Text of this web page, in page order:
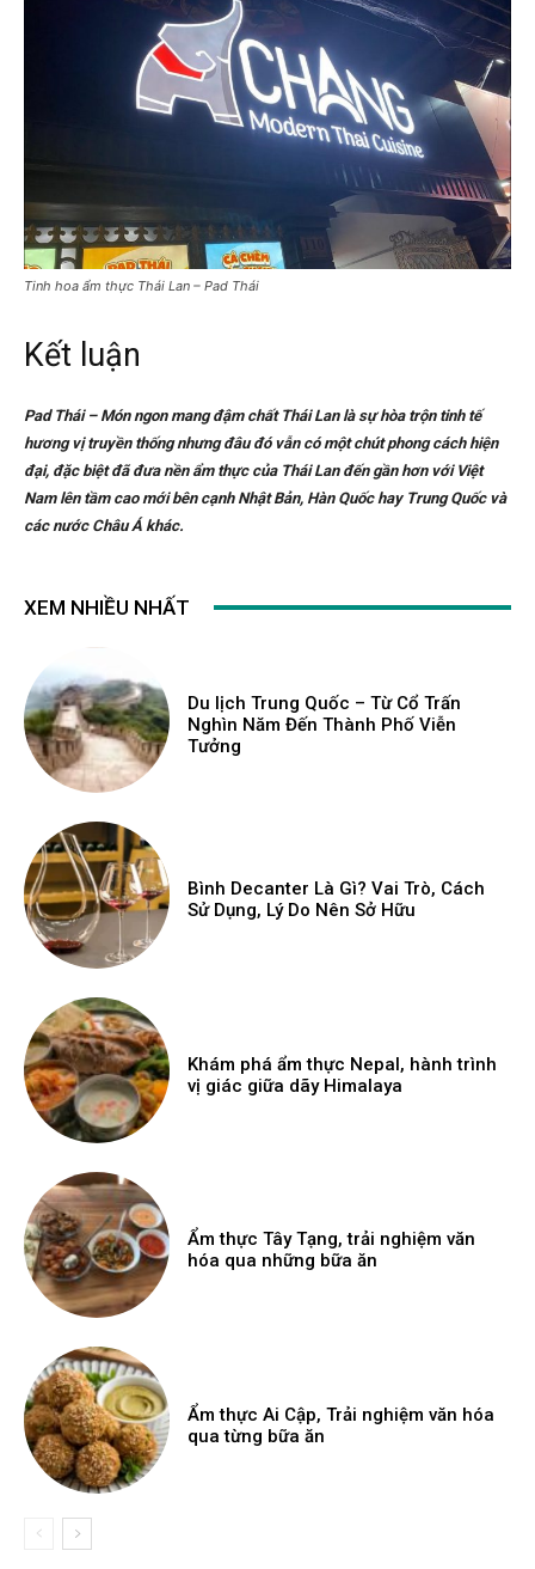
Tinh hoa ẩm thực Thái Lan – Pad Thái
Kết luận
Pad Thái – Món ngon mang đậm chất Thái Lan là sự hòa trộn tinh tế
hương vị truyền thống nhưng đâu đó vẫn có một chút phong cách hiện
đại, đặc biệt đã đưa nền ẩm thực của Thái Lan đến gần hơn với Việt
Nam lên tầm cao mới bên cạnh Nhật Bản, Hàn Quốc hay Trung Quốc và
các nước Châu Á khác.
XEM NHIỀU NHẤT
Du lịch Trung Quốc – Từ Cổ Trấn
Nghìn Năm Đến Thành Phố Viễn
Tưởng
Bình Decanter Là Gì? Vai Trò, Cách
Sử Dụng, Lý Do Nên Sở Hữu
Khám phá ẩm thực Nepal, hành trình
vị giác giữa dãy Himalaya
Ẩm thực Tây Tạng, trải nghiệm văn
hóa qua những bữa ăn
Ẩm thực Ai Cập, Trải nghiệm văn hóa
qua từng bữa ăn